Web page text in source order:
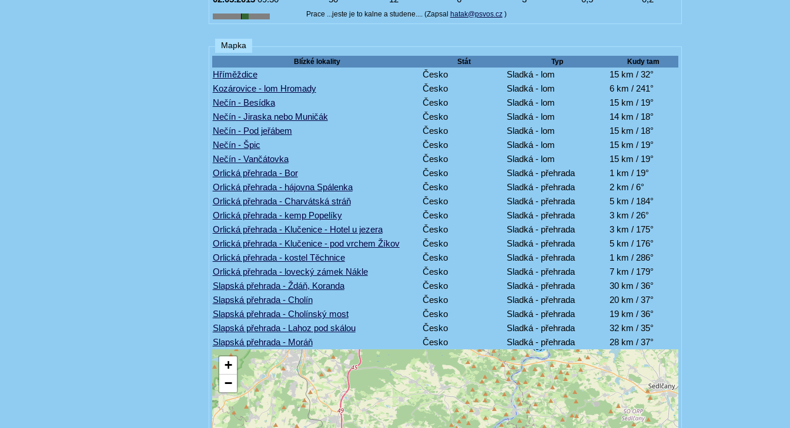
Prace ...jeste je to kalne a studene.... (Zapsal hatak@psvos.cz)
Mapka
Blízké lokality Stát Typ Kudy tam
Hříměždice Česko Sladká - lom
15 km / 32°
Kozárovice - lom Hromady
Česko Sladká - lom
6 km / 241°
Nečín - Besídka
Česko Sladká - lom
15 km / 19°
Nečín - Jiraska nebo Muničák
Česko Sladká - lom
14 km / 18°
Nečín - Pod jeřábem
Česko Sladká - lom
15 km / 18°
Nečín - Špic
Česko Sladká - lom
15 km / 19°
Nečín - Vančátovka
Česko Sladká - lom
15 km / 19°
Orlická přehrada - Bor
Česko Sladká - přehrada
1 km / 19°
Orlická přehrada - hájovna Spálenka
Česko Sladká - přehrada
2 km / 6°
Orlická přehrada - Charvátská stráň
Česko Sladká - přehrada
5 km / 184°
Orlická přehrada - kemp Popelíky
Česko Sladká - přehrada
3 km / 26°
Orlická přehrada - Klučenice - Hotel u jezera
Česko Sladká - přehrada
3 km / 175°
Orlická přehrada - Klučenice - pod vrchem Žíkov
Česko Sladká - přehrada
5 km / 176°
Orlická přehrada - kostel Těchnice
Česko Sladká - přehrada
1 km / 286°
Orlická přehrada - lovecký zámek Nákle
Česko Sladká - přehrada
7 km / 179°
Slapská přehrada - Ždáň, Koranda
Česko Sladká - přehrada
30 km / 36°
Slapská přehrada - Cholín
Česko Sladká - přehrada
20 km / 37°
Slapská přehrada - Cholínský most
Česko Sladká - přehrada
19 km / 36°
Slapská přehrada - Lahoz pod skálou
Česko Sladká - přehrada
32 km / 35°
Slapská přehrada - Moráň
Česko Sladká - přehrada 28 km / 37°